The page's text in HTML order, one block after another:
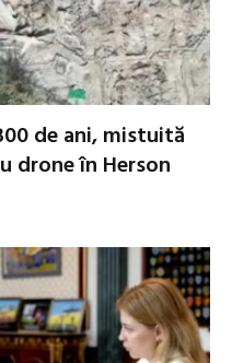
de ani, mistuită
drone în Herson